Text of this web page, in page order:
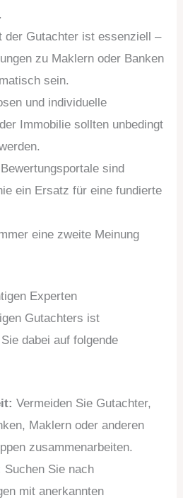
der Gutachter ist essenziell –
zu Maklern oder Banken
sein.
und individuelle
Immobilie sollten unbedingt
sind
ein Ersatz für eine fundierte
eine zweite Meinung
Experten
Gutachters ist
dabei auf folgende
Vermeiden Sie Gutachter,
Maklern oder anderen
zusammenarbeiten.
Suchen Sie nach
mit anerkannten